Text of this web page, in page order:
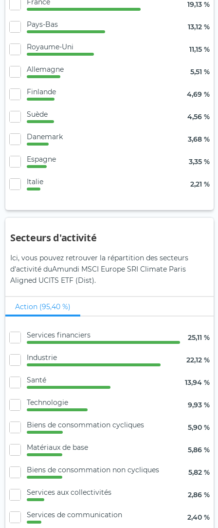
France 19,13 %
Pays-Bas 13,12 %
Royaume-Uni 11,15 %
Allemagne 5,51 %
Finlande 4,69 %
Suède 4,56 %
Danemark 3,68 %
Espagne 3,35 %
Italie 2,21 %
Secteurs d'activité
Ici, vous pouvez retrouver la répartition des secteurs
d'activité duAmundi MSCI Europe SRI Climate Paris
Aligned UCITS ETF (Dist).
Action (95,40 %)
Services financiers 25,11 %
Industrie 22,12 %
Santé 13,94 %
Technologie 9,93 %
Biens de consommation cycliques 5,90 %
Matériaux de base 5,86 %
Biens de consommation non cycliques 5,82 %
Services aux collectivités 2,86 %
Services de communication 2,40 %